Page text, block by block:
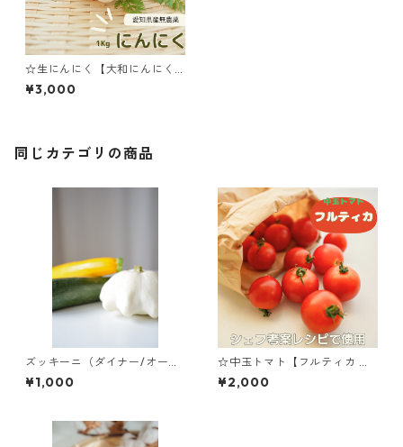
☆生にんにく【大和にんにく
】1㎏
¥3,000
同じカテゴリの商品
ズッキーニ（ダイナー/オータ
¥1,000
☆中玉トマト【フルティカ 】1
㎏
¥2,000